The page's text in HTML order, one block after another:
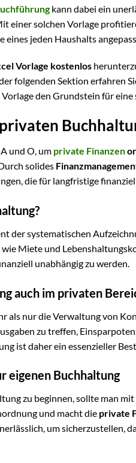
kann dabei ein
einer solchen Vorlage
jeden Haushalts
Vorlage kostenlos
folgenden Sektion erfahren
den Grundstein für eine
und O, um private Finanzen
solides
die für langfristige
der systematischen
Miete und
unabhängig zu werden.
auch im privaten
als nur die Verwaltung von
zu treffen,
ist daher ein essenzieller
eigenen Buchhaltung
zu beginnen, sollte man
und macht die private
um sicherzustellen,